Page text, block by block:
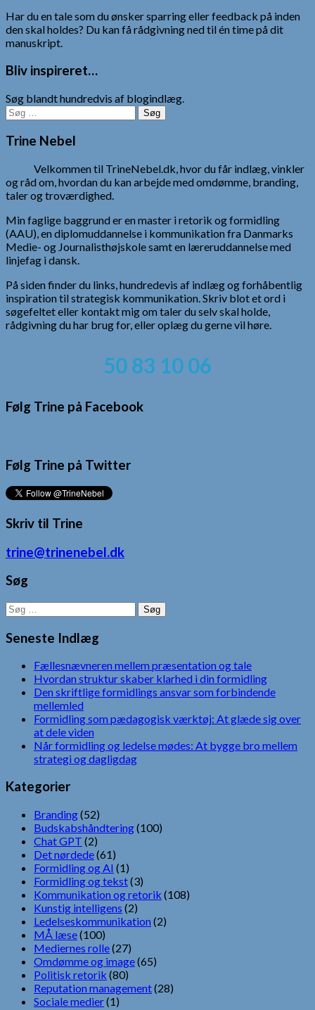
Har du en tale som du ønsker sparring eller feedback på inden
den skal holdes? Du kan få rådgivning ned til én time på dit
manuskript.
Bliv inspireret…
Søg blandt hundredvis af blogindlæg.
Søg
efter:
Trine Nebel
Velkommen til TrineNebel.dk, hvor du får indlæg, vinkler
og råd om, hvordan du kan arbejde med omdømme, branding,
taler og troværdighed.
Min faglige baggrund er en master i retorik og formidling
(AAU), en diplomuddannelse i kommunikation fra Danmarks
Medie- og Journalisthøjskole samt en læreruddannelse med
linjefag i dansk.
På siden finder du links, hundredevis af indlæg og forhåbentlig
inspiration til strategisk kommunikation. Skriv blot et ord i
søgefeltet eller kontakt mig om taler du selv skal holde,
rådgivning du har brug for, eller oplæg du gerne vil høre.
50 83 10 06
Følg Trine på Facebook
Følg Trine på Twitter
Skriv til Trine
trine@trinenebel.dk
Søg
Søg
efter:
Seneste Indlæg
Fællesnævneren mellem præsentation og tale
Hvordan struktur skaber klarhed i din formidling
Den skriftlige formidlings ansvar som forbindende
mellemled
Formidling som pædagogisk værktøj: At glæde sig over
at dele viden
Når formidling og ledelse mødes: At bygge bro mellem
strategi og dagligdag
Kategorier
Branding(52)
Budskabshåndtering(100)
Chat GPT (2)
Det nørdede(61)
Formidling og AI (1)
Formidling og tekst(3)
Kommunikation og retorik (108)
Kunstig intelligens (2)
Ledelseskommunikation (2)
MÅ læse(100)
Mediernes rolle(27)
Omdømme og image(65)
Politisk retorik (80)
Reputation management(28)
Sociale medier(1)